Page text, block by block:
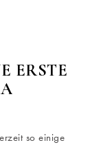
ERSTE
so einige